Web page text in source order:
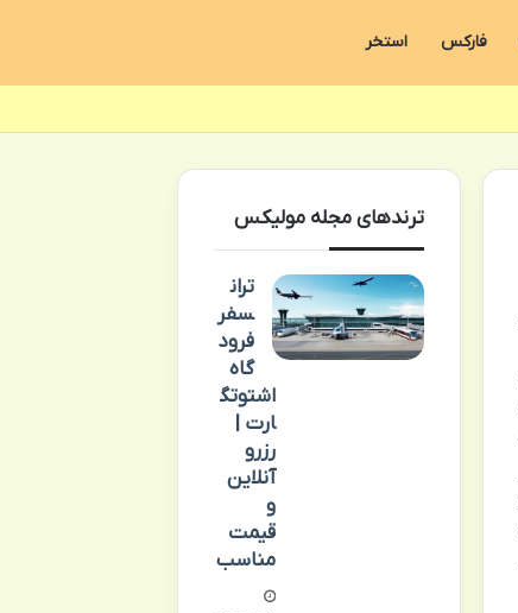
فارکس استخر
ترندهای مجله مولیکس
تران
سفر
فرود
گاه
اشتوتگ
ارت |
رزرو
آنلاین
و
قیمت
مناسب